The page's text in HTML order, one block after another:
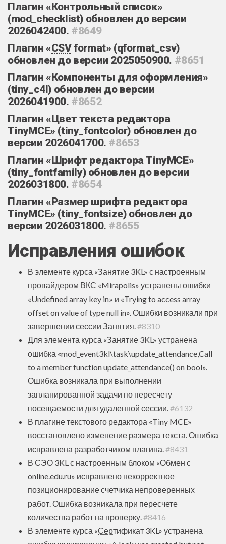
Плагин «Контрольный список»
(mod_checklist) обновлен до версии
2026042400. #8649
Плагин «CSVformat» (qformat_csv)
обновлен до версии 2025050900. #8651
Плагин «Компоненты для оформления»
(tiny_c4l) обновлен до версии
2026041900. #8652
Плагин «Цвет текста редактора
TinyMCE» (tiny_fontcolor) обновлен до
версии 2026041700. #8653
Плагин «Шрифт редактора TinyMCE»
(tiny_fontfamily) обновлен до версии
2026031800. #8654
Плагин «Размер шрифта редактора
TinyMCE» (tiny_fontsize) обновлен до
версии 2026031800. #8655
Исправления ошибок
В элементе курса «Занятие 3KL» с настроенным
провайдером ВКС «Mirapolis» устранены ошибки
«Undefined array key in» и «Trying to access array
offset on value of type null in». Ошибки возникали при
завершении сессии Занятия.#8310
Для элемента курса «Занятие 3KL» устранена
ошибка «mod_event3kl\task\update_attendance,Call
to a member function update_attendance() on bool».
Ошибка возникала при выполнении
запланированной задачи по пересчету
посещаемости для удаленной сессии.#6132
В плагине текстового редактора «Tiny MCE»
восстановлено изменение размера текста. Ошибка
исправлена разработчиком плагина.#8431
В СЭО 3KL с настроенным блоком «Обмен с
online.edu.ru» исправлено некорректное
позиционирование счетчика непроверенных
работ. Ошибка возникала при пересчете
количества работ на проверку.#8416
В элементе курса «Сертификат 3KL» устранена